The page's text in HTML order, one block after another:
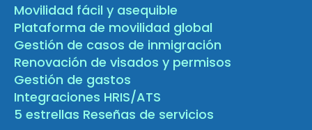
Movilidad fácil y asequible
Plataforma de movilidad global
Gestión de casos de inmigración
Renovación de visados y permisos
Gestión de gastos
Integraciones HRIS/ATS
5 estrellas Reseñas de servicios